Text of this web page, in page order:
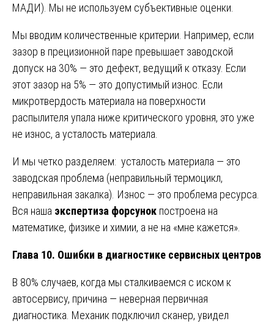
МАДИ). Мы не используем субъективные оценки.
Мы вводим количественные критерии. Например, если
зазор в прецизионной паре превышает заводской
допуск на 30% — это дефект, ведущий к отказу. Если
этот зазор на 5% — это допустимый износ. Если
микротвердость материала на поверхности
распылителя упала ниже критического уровня, это уже
не износ, а усталость материала.
И мы четко разделяем: усталость материала — это
заводская проблема (неправильный термоцикл,
неправильная закалка). Износ — это проблема ресурса.
Вся наша экспертиза форсунок построена на
математике, физике и химии, а не на «мне кажется».
Глава 10. Ошибки в диагностике сервисных центров
В 80% случаев, когда мы сталкиваемся с иском к
автосервису, причина — неверная первичная
диагностика. Механик подключил сканер, увидел